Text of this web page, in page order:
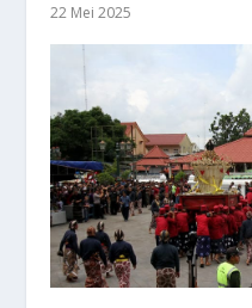
22 Mei 2025